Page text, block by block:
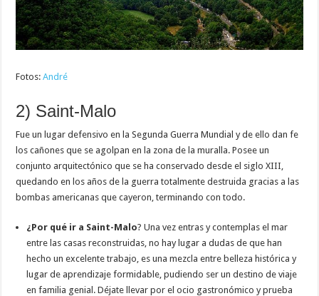
Fotos:André
2) Saint-Malo
Fue un lugar defensivo en la Segunda Guerra Mundial y de ello dan fe
los cañones que se agolpan en la zona de la muralla. Posee un
conjunto arquitectónico que se ha conservado desde el siglo XIII,
quedando en los años de la guerra totalmente destruida gracias a las
bombas americanas que cayeron, terminando con todo.
¿Por qué ir a Saint-Malo? Una vez entras y contemplas el mar
entre las casas reconstruidas, no hay lugar a dudas de que han
hecho un excelente trabajo, es una mezcla entre belleza histórica y
lugar de aprendizaje formidable, pudiendo ser un destino de viaje
en familia genial. Déjate llevar por el ocio gastronómico y prueba